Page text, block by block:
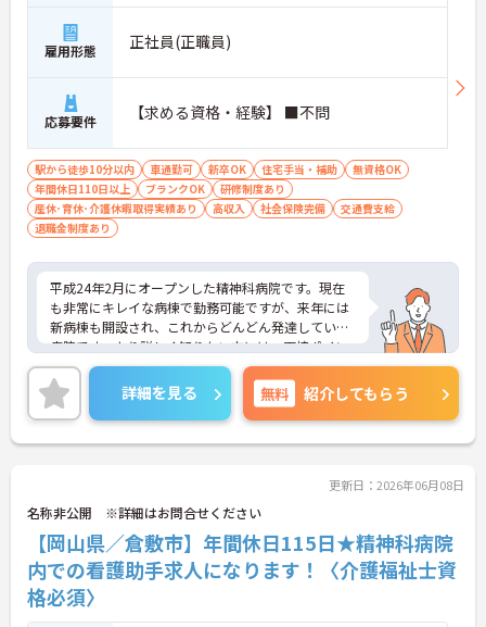
雇用形態 正社員(正職員)
応募要件 【求める資格・経験】 ■不問
駅から徒歩10分以内 車通勤可 新卒OK 住宅手当・補助
無資格OK
年間休日110日以上
ブランクOK
研修制度あり
産休･育休･介護休暇取得実績あり
高収入 社会保険完備
交通費支給
退職金制度あり
平成24年2月にオープンした精神科病院です。現在
も非常にキレイな病棟で勤務可能ですが、来年には
新病棟も開設され、これからどんどん発達していく
病院です。より詳しく知りたい方には、面接ポイン
トや求人の詳細をお伝えいたしますので、お問い合
わせください詳細を見る 無料 紹介してもらう
更新日：2026年06月08日
名称非公開 ※詳細はお問合せください
【岡山県／倉敷市】年間休日115日★精神科病院
内での看護助手求人になります！〈介護福祉士資
格必須〉